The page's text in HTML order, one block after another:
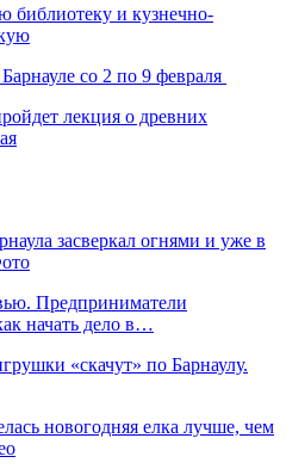
библиотеку и кузнечно-
со 2 по 9 февраля
лекция о древних
засверкал огнями и уже в
Предприниматели
начать дело в…
«скачут» по Барнаулу.
новогодняя елка лучше, чем